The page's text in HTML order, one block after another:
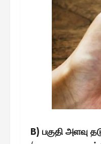
B) பகுதி அளவு